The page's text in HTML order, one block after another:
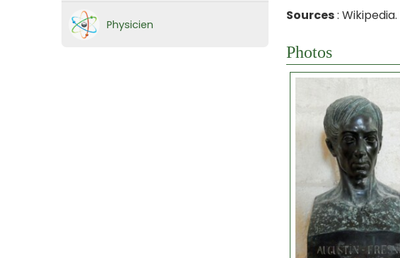
Physicien
Sources: Wikipedia.
Photos